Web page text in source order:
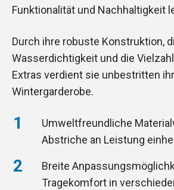
Funktionalität und Nachhaltigkeit
Durch ihre robuste Konstruktion,
Wasserdichtigkeit und die
Extras verdient sie unbestritten
Wintergarderobe.
Umweltfreundliche
Abstriche an Leistung
Breite
Tragekomfort in